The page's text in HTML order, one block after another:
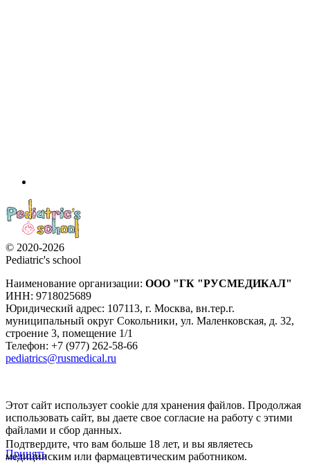
© 2020-2026
Pediatric's school
Наименование организации: ООО "ГК "РУСМЕДИКАЛ"
ИНН: 9718025689
Юридический адрес: 107113, г. Москва, вн.тер.г.
муниципальный округ Сокольники, ул. Маленковская, д. 32,
строение 3, помещение 1/1
Телефон: +7 (977) 262-58-66
pediatrics@rusmedical.ru
Этот сайт использует cookie для хранения файлов. Продолжая
использовать сайт, вы даете свое согласие на работу с этими
файлами и сбор данных.
Принять
Подтвердите, что вам больше 18 лет, и вы являетесь
медицинским или фармацевтическим работником.